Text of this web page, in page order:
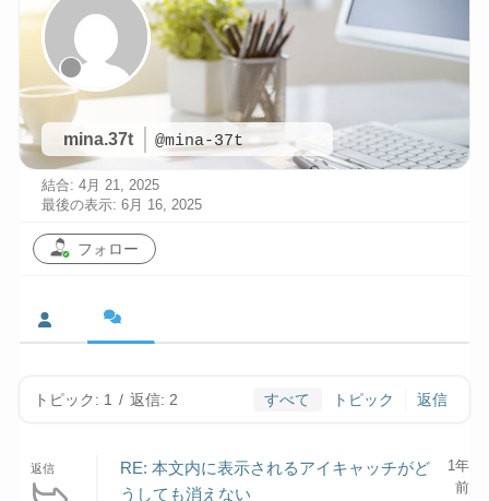
mina.37t @mina-37t
結合: 4月 21, 2025
最後の表示: 6月 16, 2025
フォロー
トピック: 1 / 返信: 2 すべて トピック 返信
返信
RE: 本文内に表示されるアイキャッチがど
うしても消えない
1年
前